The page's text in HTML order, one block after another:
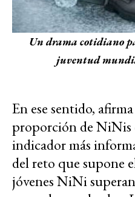
Un drama cotidiano
juventud
En ese sentido,
proporción de NiNis
indicador más
del reto que supone
jóvenes NiNi